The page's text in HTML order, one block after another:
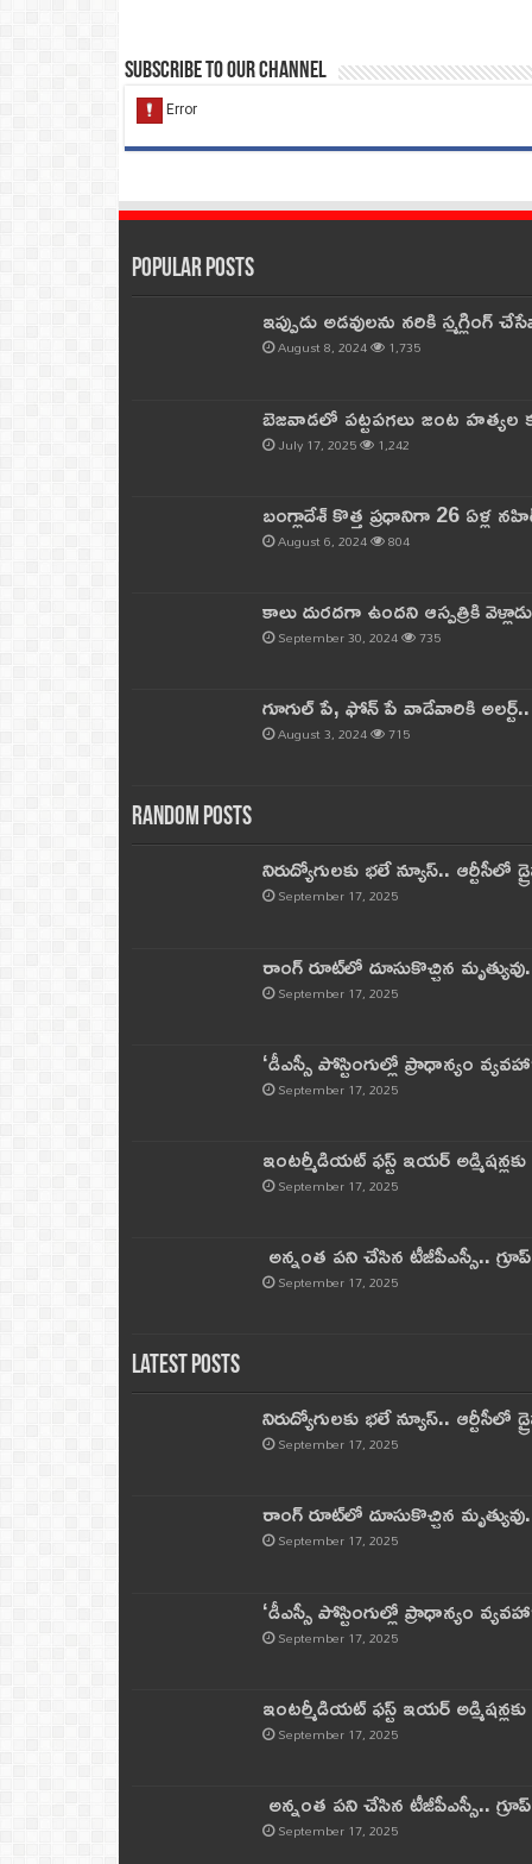
Subscribe to our Channel
Popular Posts
ఇప్పుడు అడవులను నరికి
August 8, 2024 1,735
బెజవాడలో పట్టపగలు జంట
July 17, 2025 1,242
బంగ్లాదేశ్ కొత్త ప్రధానిగా 26 ఏళ్ల
August 6, 2024 804
కాలు దురదగా ఉందని ఆస్పత్రికి
September 30, 2024 735
గూగుల్ పే, ఫోన్ పే వాడేవారికి
August 3, 2024 715
Random Posts
నిరుద్యోగులకు భలే న్యూస్.. ఆర్టీసీలో
September 17, 2025
రాంగ్ రూట్‌లో దూసుకొచ్చిన
September 17, 2025
‘డీఎస్సీ పోస్టింగుల్లో ప్రాధాన్యం
September 17, 2025
ఇంటర్మీడియట్ ఫస్ట్‌ ఇయర్‌
September 17, 2025
అన్నంత పని చేసిన టీజీపీఎస్సీ..
September 17, 2025
Latest Posts
నిరుద్యోగులకు భలే న్యూస్.. ఆర్టీసీలో
September 17, 2025
రాంగ్ రూట్‌లో దూసుకొచ్చిన
September 17, 2025
‘డీఎస్సీ పోస్టింగుల్లో ప్రాధాన్యం
September 17, 2025
ఇంటర్మీడియట్ ఫస్ట్‌ ఇయర్‌
September 17, 2025
అన్నంత పని చేసిన టీజీపీఎస్సీ..
September 17, 2025